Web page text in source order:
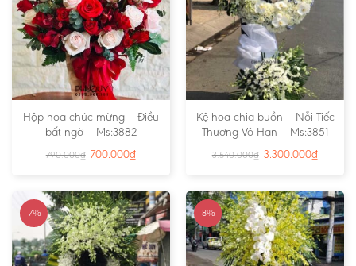
Hộp hoa chúc mừng – Điều
bất ngờ – Ms:3882
790.000₫ 700.000₫
Kệ hoa chia buồn – Nỗi Tiếc
Thương Vô Hạn – Ms:3851
3.540.000₫ 3.300.000₫
-7% -8%